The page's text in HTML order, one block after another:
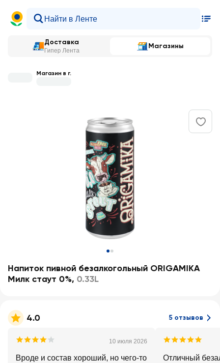
Доставка
Гипер Лента
Магазины
Магазин в г.
Напиток пивной безалкогольный ORIGAMIKA
Милк стаут 0%, 0.33L
4.0 5 отзывов
10 июля 2026
Вроде и состав хороший, но чего-то
Отличный